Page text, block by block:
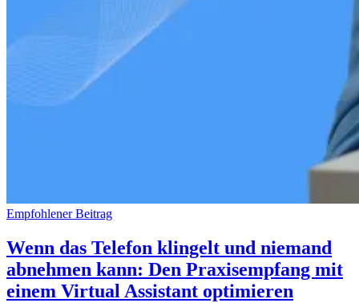
Empfohlener Beitrag
Wenn das Telefon klingelt und niemand
abnehmen kann: Den Praxisempfang mit
einem Virtual Assistant optimieren